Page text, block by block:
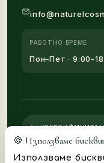
РАБОТНО ВРЕМЕ
Пон–Пет ·
ECO
CF
🍪 Използваме
Използваме